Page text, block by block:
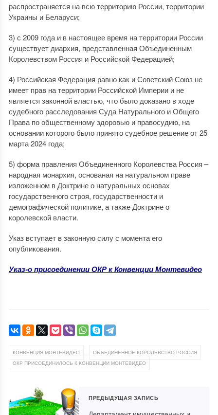
распространяется на всю территорию России, территории
Украины и Беларуси;
3) с 2009 года и в настоящее время на территории России
существует диархия, представленная Объединенным
Королевством Россия и Российской Федерацией;
4) Российская Федерация равно как и Советский Союз не
имеет прав на территории Российской Империи и не
является законной властью, что было доказано в ходе
судебного расследования Суда Натурального и Общего
Права по общественному здоровью и правосудию, на
основании которого было принято судебное решение от 25
марта 2024 года;
5) форма правления Объединенного Королевства Россия –
народная монархия, основаная на натуральном праве
изложенном в Доктрине о натуральных основах
государственного строя, государственности и
демографической политике, а также Доктрине о
королевской власти.
Указ вступает в законную силу с момента его
опубликования.
Указ-о присоединении ОКР к Конвенции Монтевидео
КОНВЕНЦИЯ МОНТЕВИДЕО ОБЪЕДИНЕННОЕ КОРОЛЕВСТВО РОССИЯ
ОКР ПРИСОЕДИНИЛОСЬ К КОНВЕНЦИИ МОНТЕВИДЕО
ПРЕДЫДУЩАЯ ЗАПИСЬ